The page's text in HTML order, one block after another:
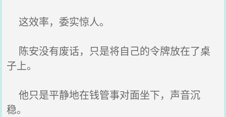
这效率，委实惊人。
陈安没有废话，只是将自己的令牌放在了桌
子上。
他只是平静地在钱管事对面坐下，声音沉
稳。